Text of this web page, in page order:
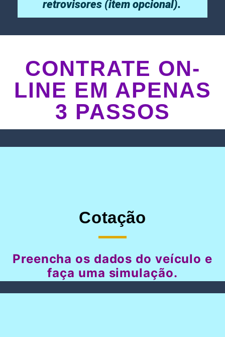
retrovisores (item opcional).
CONTRATE ON-
LINE EM APENAS
3 PASSOS
Cotação
Preencha os dados do veículo e
faça uma simulação.